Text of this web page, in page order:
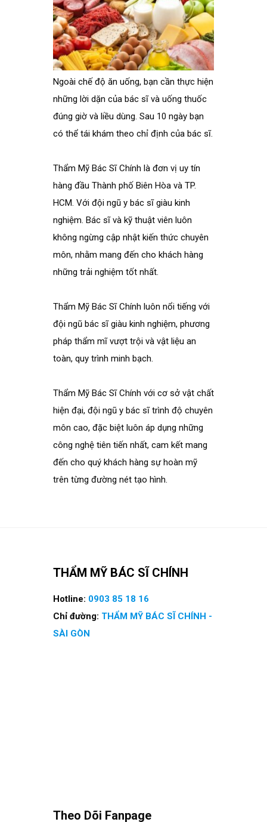
Ngoài chế độ ăn uống, bạn cần thực hiện
những lời dặn của bác sĩ và uống thuốc
đúng giờ và liều dùng. Sau 10 ngày bạn
có thể tái khám theo chỉ định của bác sĩ.
Thẩm Mỹ Bác Sĩ Chính là đơn vị uy tín
hàng đầu Thành phố Biên Hòa và TP.
HCM. Với đội ngũ y bác sĩ giàu kinh
nghiệm. Bác sĩ và kỹ thuật viên luôn
không ngừng cập nhật kiến thức chuyên
môn, nhằm mang đến cho khách hàng
những trải nghiệm tốt nhất.
Thẩm Mỹ Bác Sĩ Chính luôn nổi tiếng với
đội ngũ bác sĩ giàu kinh nghiệm, phương
pháp thẩm mĩ vượt trội và vật liệu an
toàn, quy trình minh bạch.
Thẩm Mỹ Bác Sĩ Chính với cơ sở vật chất
hiện đại, đội ngũ y bác sĩ trình độ chuyên
môn cao, đặc biệt luôn áp dụng những
công nghệ tiên tiến nhất, cam kết mang
đến cho quý khách hàng sự hoàn mỹ
trên từng đường nét tạo hình.
THẨM MỸ BÁC SĨ CHÍNH
Hotline: 0903 85 18 16
Chỉ đường: THẨM MỸ BÁC SĨ CHÍNH -
SÀI GÒN
Theo Dõi Fanpage